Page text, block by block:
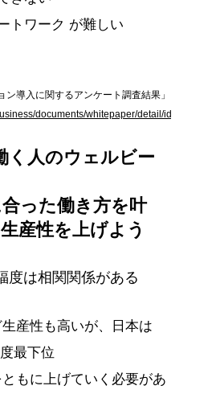
トワーク が難しい
ン導入に関するアンケート調査結果」
documents/whitepaper/detail/id=1492
く人のウェルビー
った働き方を叶
産性を上げよう
度は相関関係がある
産性も高いが、日本は
最下位
もに上げていく必要があ